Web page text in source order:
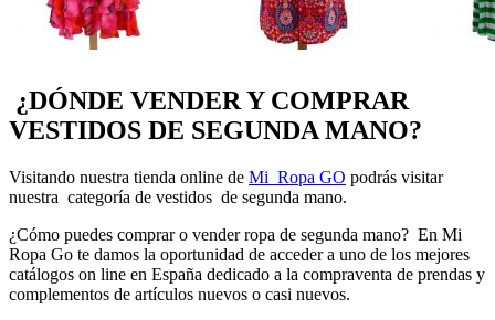
¿DÓNDE VENDER Y COMPRAR
VESTIDOS DE SEGUNDA MANO?
Visitando nuestra tienda online de Mi Ropa GO podrás visitar
nuestra categoría de vestidos de segunda mano.
¿Cómo puedes comprar o vender ropa de segunda mano? En Mi
Ropa Go te damos la oportunidad de acceder a uno de los mejores
catálogos on line en España dedicado a la compraventa de prendas y
complementos de artículos nuevos o casi nuevos.